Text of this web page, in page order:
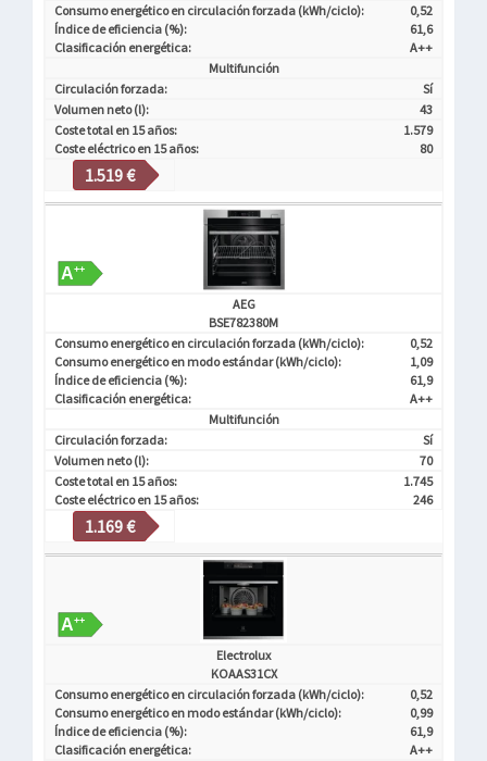
Consumo energético en circulación forzada (kWh/ciclo):
0,52
Índice de eficiencia (%):
61,6
Clasificación energética:
A++
Multifunción
Circulación forzada:
Sí
Volumen neto (l):
43
Coste total en 15 años:
1.579
Coste eléctrico en 15 años:
80
1.519 €
AEG
BSE782380M
Consumo energético en circulación forzada (kWh/ciclo):
0,52
Consumo energético en modo estándar (kWh/ciclo):
1,09
Índice de eficiencia (%):
61,9
Clasificación energética:
A++
Multifunción
Circulación forzada:
Sí
Volumen neto (l):
70
Coste total en 15 años:
1.745
Coste eléctrico en 15 años:
246
1.169 €
Electrolux
KOAAS31CX
Consumo energético en circulación forzada (kWh/ciclo):
0,52
Consumo energético en modo estándar (kWh/ciclo):
0,99
Índice de eficiencia (%):
61,9
Clasificación energética:
A++